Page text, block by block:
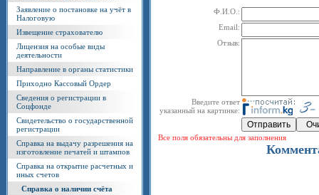
Заявление о постановке на учёт в
Налоговую
Извещение страхователю
Лицензия на особые виды
деятельности
Направление в органы статистики
Приходно Кассовый Ордер
Сведения о регистрации в
Соцфонде
Свидетельство о государственной
регистрации
Справка на выдачу разрешения на
изготовление печатей и штампов
Cправка на открытие расчетных и
иных счетов
Справка о наличии счёта
Ф.И.О.:
Email:
Отзыв:
Введите ответ
указанный на картинке:
Все поля обязательны для заполнения